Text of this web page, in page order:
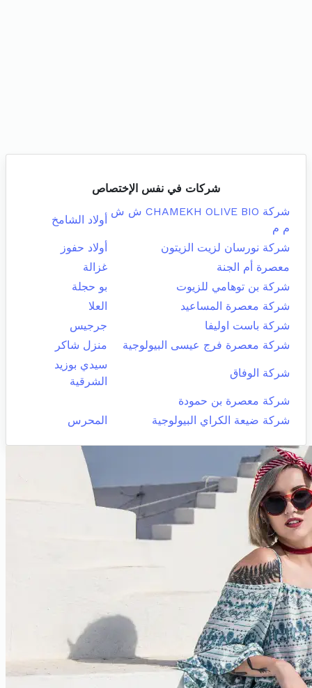
شركات في نفس الإختصاص
شركة CHAMEKH OLIVE BIO ش ش
م م
أولاد الشامخ
شركة نورسان لزيت الزيتون
أولاد حفوز
معصرة أم الجنة
غزالة
شركة بن توهامي للزيوت
بو حجلة
شركة معصرة المساعيد
العلا
شركة باست اوليفا
جرجيس
شركة معصرة فرج عيسى البيولوجية
منزل شاكر
شركة الوفاق
سيدي بوزيد
الشرقية
شركة معصرة بن حمودة
شركة ضيعة الكراي البيولوجية
المحرس